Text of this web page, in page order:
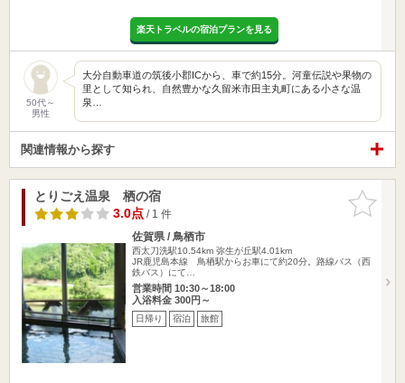
楽天トラベルの宿泊プランを見る
50代～
男性
大分自動車道の筑後小郡ICから、車で約15分。河童伝説や果物の
里として知られ、自然豊かな久留米市田主丸町にある小さな温
泉…
関連情報から探す
お気に入
りに追加
とりごえ温泉 栖の宿
3.0点/ 1 件
佐賀県 / 鳥栖市
西太刀洗駅10.54km 弥生が丘駅4.01km
JR鹿児島本線 鳥栖駅からお車にて約20分。路線バス（西
鉄バス）にて…
営業時間 10:30～18:00
入浴料金 300円～
日帰り 宿泊 旅館